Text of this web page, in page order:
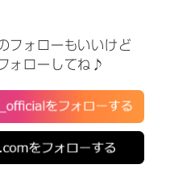
フォローもいいけど
ォローしてね♪